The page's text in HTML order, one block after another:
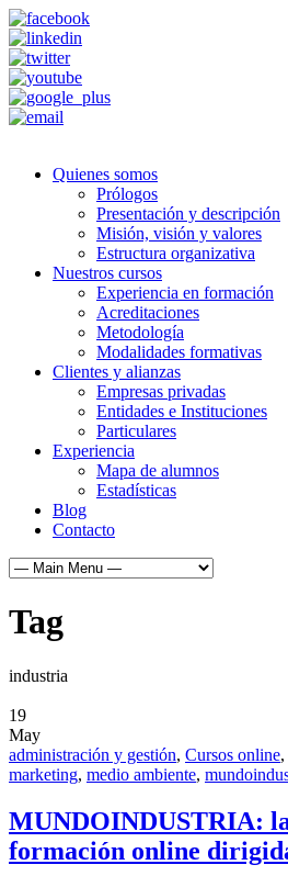
Quienes somos
Prólogos
Presentación y descripción
Misión, visión y valores
Estructura organizativa
Nuestros cursos
Experiencia en formación
Acreditaciones
Metodología
Modalidades formativas
Clientes y alianzas
Empresas privadas
Entidades e Instituciones
Particulares
Experiencia
Mapa de alumnos
Estadísticas
Blog
Contacto
Tag
industria
19
May
administración y gestión, Cursos online,
marketing, medio ambiente,
MUNDOINDUSTRIA:
formación online